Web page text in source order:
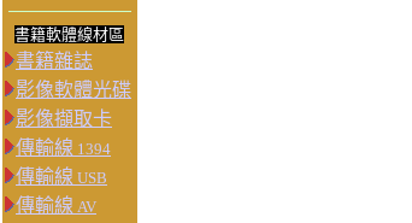
書籍軟體線材區
書籍雜誌
影像軟體光碟
影像擷取卡
傳輸線 1394
傳輸線 USB
傳輸線 AV